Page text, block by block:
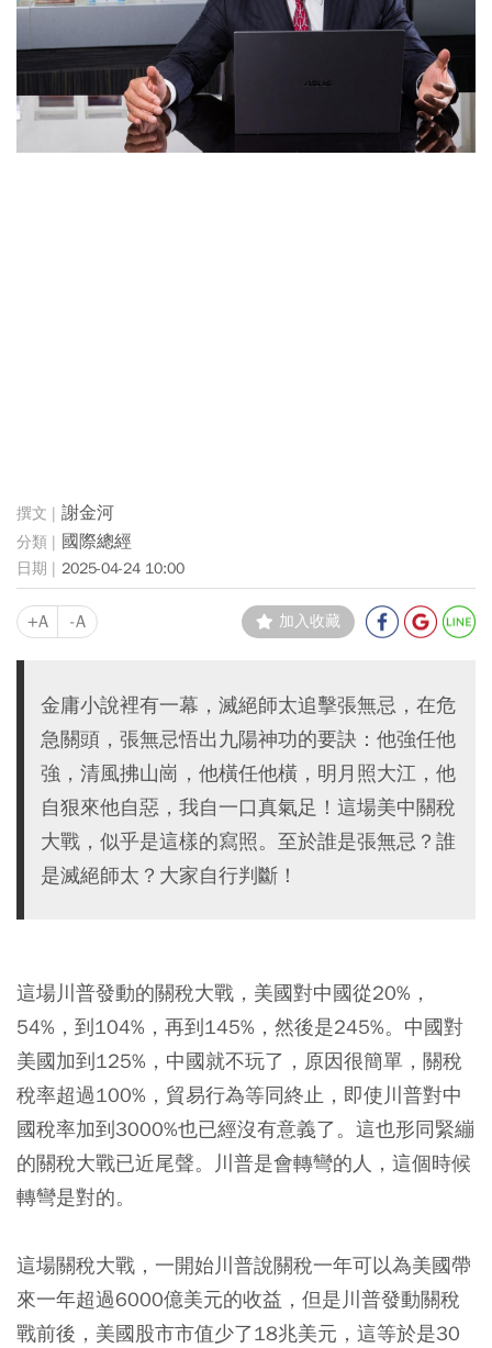
謝金河
國際總經
2025-04-24 10:00
+A -A 加入收藏
金庸小說裡有一幕，滅絕師太追擊張無忌，在危
急關頭，張無忌悟出九陽神功的要訣：他強任他
強，清風拂山崗，他橫任他橫，明月照大江，他
自狠來他自惡，我自一口真氣足！這場美中關稅
大戰，似乎是這樣的寫照。至於誰是張無忌？誰
是滅絕師太？大家自行判斷！
這場川普發動的關稅大戰，美國對中國從20%，
54%，到104%，再到145%，然後是245%。中國對
美國加到125%，中國就不玩了，原因很簡單，關稅
稅率超過100%，貿易行為等同終止，即使川普對中
國稅率加到3000%也已經沒有意義了。這也形同緊繃
的關稅大戰已近尾聲。川普是會轉彎的人，這個時候
轉彎是對的。
這場關稅大戰，一開始川普說關稅一年可以為美國帶
來一年超過6000億美元的收益，但是川普發動關稅
戰前後，美國股市市值少了18兆美元，這等於是30